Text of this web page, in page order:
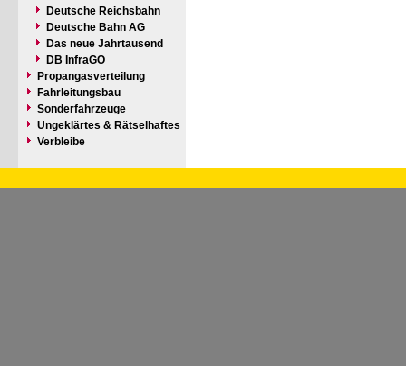
Deutsche Reichsbahn
Deutsche Bahn AG
Das neue Jahrtausend
DB InfraGO
Propangasverteilung
Fahrleitungsbau
Sonderfahrzeuge
Ungeklärtes & Rätselhaftes
Verbleibe